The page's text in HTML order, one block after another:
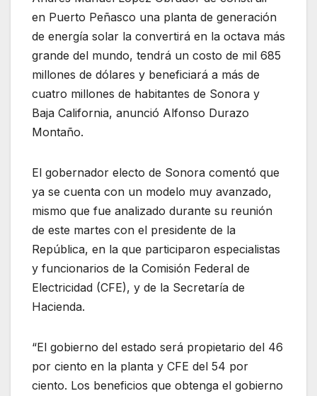
en Puerto Peñasco una planta de generación
de energía solar la convertirá en la octava más
grande del mundo, tendrá un costo de mil 685
millones de dólares y beneficiará a más de
cuatro millones de habitantes de Sonora y
Baja California, anunció Alfonso Durazo
Montaño.
El gobernador electo de Sonora comentó que
ya se cuenta con un modelo muy avanzado,
mismo que fue analizado durante su reunión
de este martes con el presidente de la
República, en la que participaron especialistas
y funcionarios de la Comisión Federal de
Electricidad (CFE), y de la Secretaría de
Hacienda.
“El gobierno del estado será propietario del 46
por ciento en la planta y CFE del 54 por
ciento. Los beneficios que obtenga el gobierno